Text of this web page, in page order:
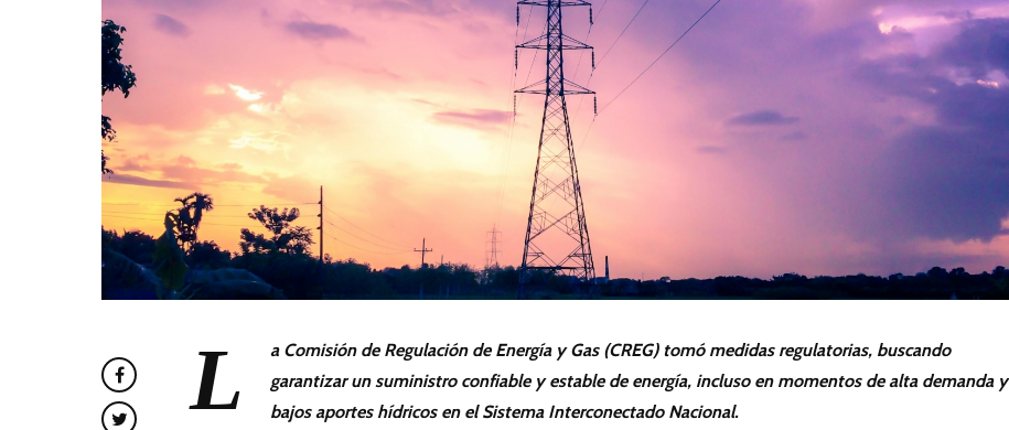
L
a Comisión de Regulación de Energía y Gas (CREG) tomó medidas regulatorias, buscando
garantizar un suministro confiable y estable de energía, incluso en momentos de alta demanda y
bajos aportes hídricos en el Sistema Interconectado Nacional.